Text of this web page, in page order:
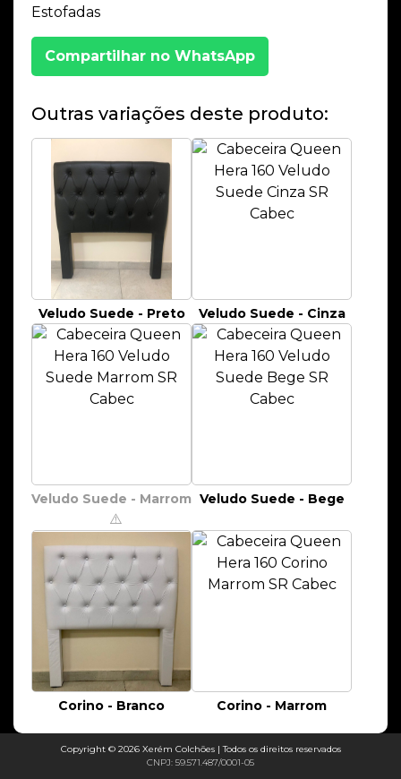
Estofadas
Compartilhar no WhatsApp
Outras variações deste produto:
Veludo Suede - Preto Veludo Suede - Cinza
Veludo Suede - Marrom
⚠️
Veludo Suede - Bege
Corino - Branco Corino - Marrom
Copyright © 2026 Xerém Colchões | Todos os direitos reservados
CNPJ: 59.571.487/0001-05